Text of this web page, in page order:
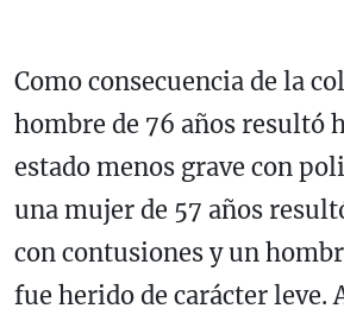
Como consecuencia de la
hombre de 76 años resultó
estado menos grave con
una mujer de 57 años
con contusiones y un
fue herido de carácter leve.